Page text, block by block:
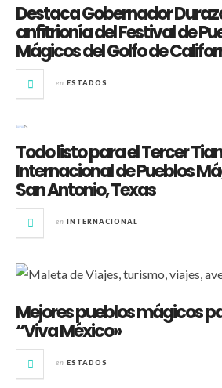
Destaca Gobernador
anfitrionía del Festival de
Mágicos del Golfo de
en ESTADOS
Todo listo para el Tercer
Internacional de Pueblos
San Antonio, Texas
en INTERNACIONAL
Mejores pueblos mágicos
“Viva México»
en ESTADOS